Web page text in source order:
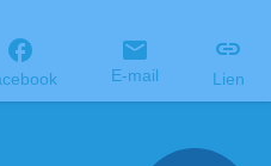
E-mail Lien